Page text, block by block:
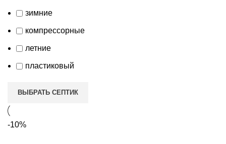
зимние
компрессорные
летние
пластиковый
ВЫБРАТЬ СЕПТИК
-10%